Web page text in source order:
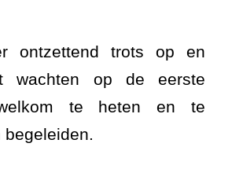
ontzettend trots op en
wachten op de eerste
te heten en te
begeleiden.